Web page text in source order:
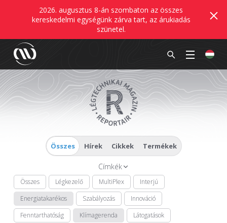
2026. augusztus 8-án szombaton az összes
kereskedelmi egységünk zárva tart, az árukiadás
szünetel.
Összes Hírek Cikkek Termékek
Címkék
Összes Légkezelő MultiPlex
Interjú
Energiatakarékos
Szabályozás
Innováció
Fenntarthatóság
Klímagerenda
Látogatások